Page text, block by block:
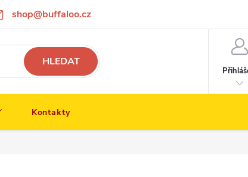
shop@buffaloo.cz
HLEDAT
Kontakty